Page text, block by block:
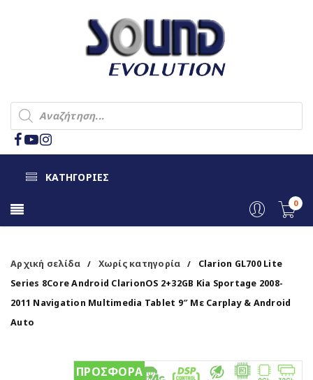
ΚΑΤΗΓΟΡΙΕΣ
0
Αρχική σελίδα / Χωρίς κατηγορία /
Clarion GL700 Lite
Series 8Core Android ClarionOS 2+32GB Kia Sportage 2008-
2011 Navigation Multimedia Tablet 9″ Με Carplay & Android
Auto
ΠΡΟΣΦΟΡΑ